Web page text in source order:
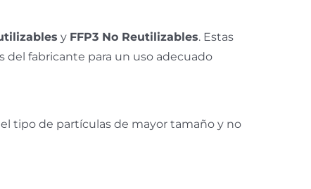
y FFP3 No Reutilizables. Estas
del fabricante para un uso adecuado
tipo de partículas de mayor tamaño y no